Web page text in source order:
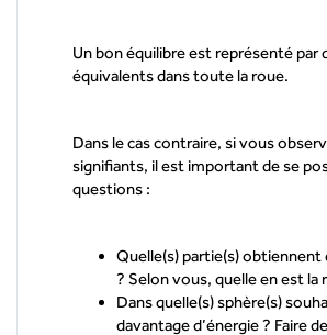
Un bon équilibre est représenté par
équivalents dans toute la roue.
Dans le cas contraire, si vous
signifiants, il est important de se
questions :
Quelle(s) partie(s) obtiennent
? Selon vous, quelle en est la
Dans quelle(s) sphère(s)
davantage d’énergie ? Faire